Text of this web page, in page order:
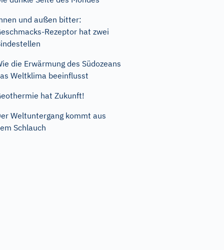
und außen bitter:
Rezeptor hat zwei
die Erwärmung des Südozeans
Weltklima beeinflusst
hat Zukunft!
Weltuntergang kommt aus
Schlauch